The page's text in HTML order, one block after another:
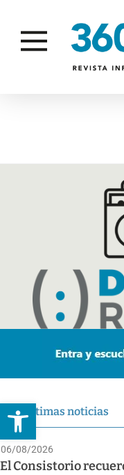
Abrir barra
Últimas noticias
06/08/2026
El Consistorio